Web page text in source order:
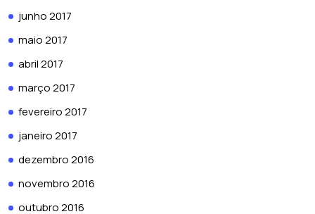
junho 2017
maio 2017
abril 2017
março 2017
fevereiro 2017
janeiro 2017
dezembro 2016
novembro 2016
outubro 2016